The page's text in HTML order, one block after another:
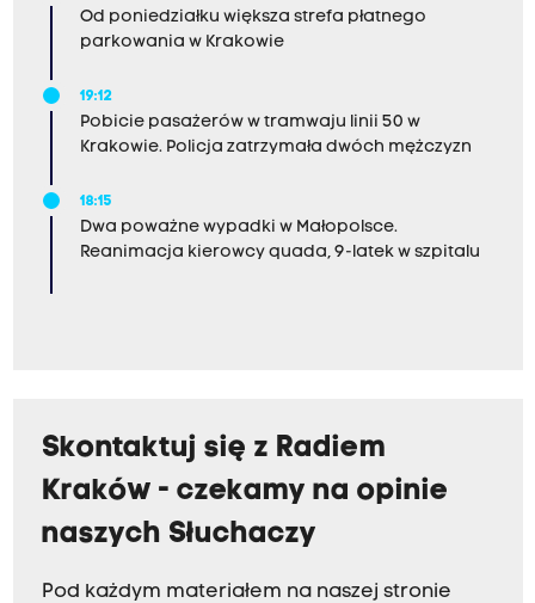
Od poniedziałku większa strefa płatnego
parkowania w Krakowie
19:12
Pobicie pasażerów w tramwaju linii 50 w
Krakowie. Policja zatrzymała dwóch mężczyzn
18:15
Dwa poważne wypadki w Małopolsce.
Reanimacja kierowcy quada, 9-latek w szpitalu
Skontaktuj się z Radiem
Kraków - czekamy na opinie
naszych Słuchaczy
Pod każdym materiałem na naszej stronie